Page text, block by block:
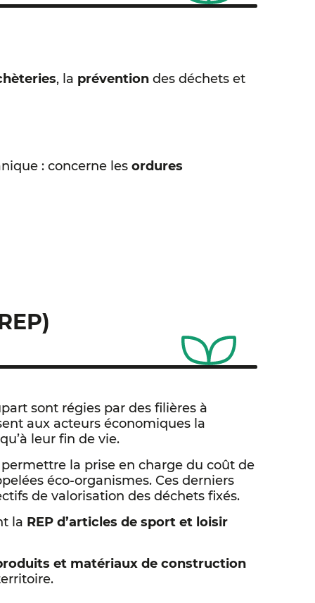
, la prévention des déchets et
: concerne les ordures
sont régies par des filières à
aux acteurs économiques la
leur fin de vie.
la prise en charge du coût de
éco-organismes. Ces derniers
de valorisation des déchets fixés.
la REP d’articles de sport et loisir
et matériaux de construction